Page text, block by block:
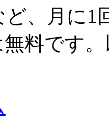
ど、月に1
料です